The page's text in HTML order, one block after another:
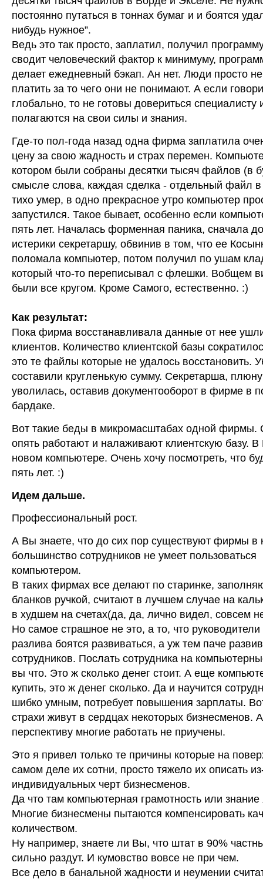
постоянно путаться в тоннах бумаг и и боятся
нибудь нужное”.
Ведь это так просто, заплатил, получил
сводит человеческий фактор к минимуму,
делает ежедневный бэкап. Ан нет. Люди просто
платить за то чего они не понимают. А если
глобально, то не готовы довериться специалисту
полагаются на свои силы и знания.
Где-то пол-года назад одна фирма заплатила
цену за свою жадность и страх перемен.
котором были собраны десятки тысяч файлов (в
смысле слова, каждая сделка - отдельный файл
тихо умер, в одно прекрасное утро компьютер
запустился. Такое бывает, особенно если
пять лет. Началась форменная паника, сначала
истерики секретаршу, обвинив в том, что ее
поломала компьютер, потом получил по ушам
который что-то переписывал с флешки. Вобщем
были все кругом. Кроме Самого, естественно. :)
Как результат:
Пока фирма восстанавливала данные от нее
клиентов. Количество клиентской базы
это те файлы которые не удалось восстановить.
составили кругленькую сумму. Секретарша,
уволилась, оставив документооборот в фирме в
бардаке.
Вот такие беды в микромасштабах одной фирмы.
опять работают и налаживают клиентскую базу.
новом компьютере. Очень хочу посмотреть, что
пять лет. :)
Идем дальше.
Профессиональный рост.
А Вы знаете, что до сих пор существуют фирмы в
большинство сотрудников не умеет пользоваться
компьютером.
В таких фирмах все делают по старинке,
бланков ручкой, считают в лучшем случае на
в худшем на счетах(да, да, лично видел, совсем
Но самое страшное не это, а то, что руководители
разлива боятся развиваться, а уж тем паче
сотрудников. Послать сотрудника на
вы что. Это ж сколько денег стоит. А еще
купить, это ж денег сколько. Да и научится
шибко умным, потребует повышения зарплаты.
страхи живут в сердцах некоторых бизнесменов.
перспективу многие работать не приучены.
Это я привел только те причины которые на
самом деле их сотни, просто тяжело их описать
индивидуальных черт бизнесменов.
Да что там компьютерная грамотность или знание
Многие бизнесмены пытаются компенсировать
количеством.
Ну например, знаете ли Вы, что штат в 90%
сильно раздут. И кумовство вовсе не при чем.
Все дело в банальной жадности и неумении